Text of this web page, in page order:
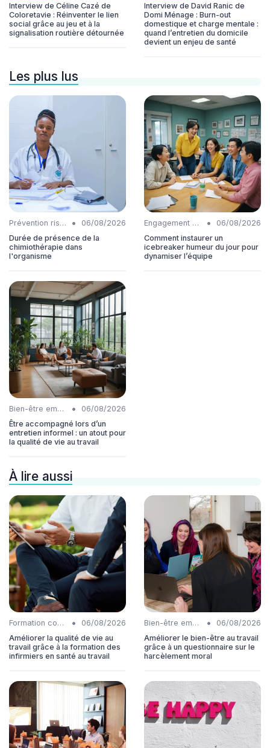
Interview de Céline Cazé de
Coloretavie : Réinventer le lien
social grâce au jeu et à la
signalisation routière détournée
Interview de David Ranic de
Domi Ménage : Burn-out
domestique et charge mentale :
quand l’entretien du domicile
devient un enjeu de santé
Les plus lus
Prévention risques •
06/08/2026
Durée de présence de la
chimiothérapie dans
l'organisme
Engagement collaborateurs •
06/08/2026
Comment instaurer un
icebreaker humeur du jour pour
dynamiser l’équipe
Bien-être employés •
06/08/2026
Être accompagné lors d’un
entretien informel : un atout pour
la qualité de vie au travail
À lire aussi
Formation continue •
06/08/2026
Améliorer la qualité de vie au
travail grâce à la formation des
infirmiers en santé au travail
Bien-être employés •
06/08/2026
Améliorer le bien-être au travail
grâce à un questionnaire sur le
harcèlement moral